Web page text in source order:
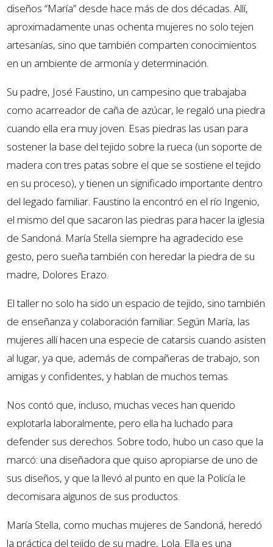
diseños “María” desde hace más de dos décadas. Allí,
aproximadamente unas ochenta mujeres no solo tejen
artesanías, sino que también comparten conocimientos
en un ambiente de armonía y determinación.
Su padre, José Faustino, un campesino que trabajaba
como acarreador de caña de azúcar, le regaló una piedra
cuando ella era muy joven. Esas piedras las usan para
sostener la base del tejido sobre la rueca (un soporte de
madera con tres patas sobre el que se sostiene el tejido
en su proceso), y tienen un significado importante dentro
del legado familiar. Faustino la encontró en el río Ingenio,
el mismo del que sacaron las piedras para hacer la iglesia
de Sandoná. María Stella siempre ha agradecido ese
gesto, pero sueña también con heredar la piedra de su
madre, Dolores Erazo.
El taller no solo ha sido un espacio de tejido, sino también
de enseñanza y colaboración familiar. Según María, las
mujeres allí hacen una especie de catarsis cuando asisten
al lugar, ya que, además de compañeras de trabajo, son
amigas y confidentes, y hablan de muchos temas.
Nos contó que, incluso, muchas veces han querido
explotarla laboralmente, pero ella ha luchado para
defender sus derechos. Sobre todo, hubo un caso que la
marcó: una diseñadora que quiso apropiarse de uno de
sus diseños, y que la llevó al punto en que la Policía le
decomisara algunos de sus productos.
María Stella, como muchas mujeres de Sandoná, heredó
la práctica del tejido de su madre, Lola. Ella es una